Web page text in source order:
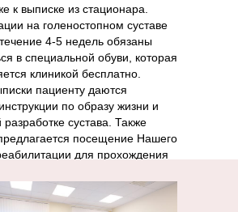
к выписке из стационара.
на голеностопном суставе
4-5 недель обязаны
в специальной обуви, которая
клиникой бесплатно.
пациенту даются
по образу жизни и
сустава. Также
посещение Нашего
для прохождения
под контролем наших